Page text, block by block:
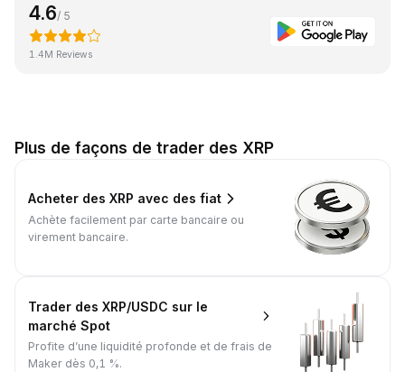
4.6/ 5
1.4M Reviews
Plus de façons de trader des XRP
Acheter des XRP avec des fiat
Achète facilement par carte bancaire ou
virement bancaire.
Trader des XRP/USDC sur le
marché Spot
Profite d’une liquidité profonde et de frais de
Maker dès 0,1 %.